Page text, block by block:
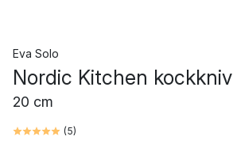
Eva Solo
Nordic Kitchen kockkniv
20 cm
(5)